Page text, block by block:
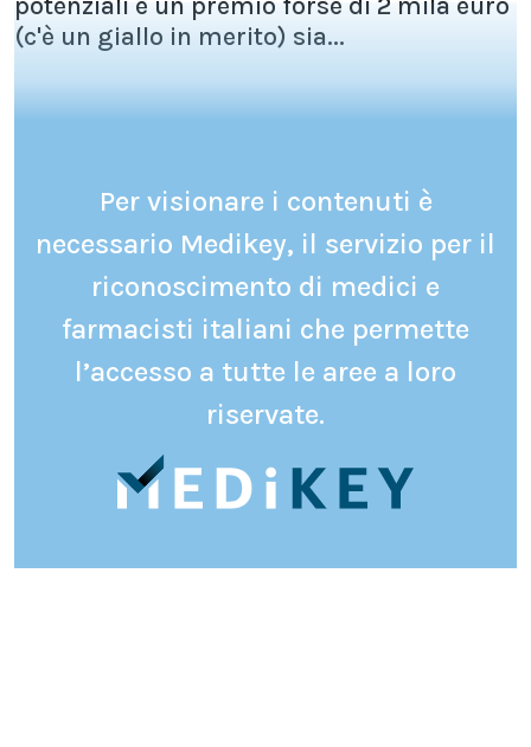
(c'è un giallo in merito) sia...
Per visionare i contenuti è
necessario Medikey, il servizio per il
riconoscimento di medici e
farmacisti italiani che permette
l’accesso a tutte le aree a loro
riservate.